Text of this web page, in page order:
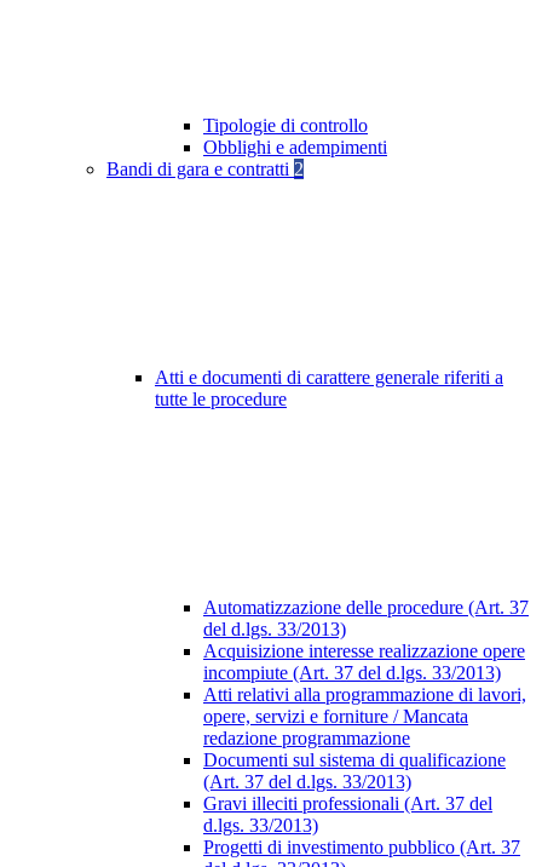
Tipologie di controllo
Obblighi e adempimenti
Bandi di gara e contratti 2
Atti e documenti di carattere generale riferiti a
tutte le procedure
Automatizzazione delle procedure (Art. 37
del d.lgs. 33/2013)
Acquisizione interesse realizzazione opere
incompiute (Art. 37 del d.lgs. 33/2013)
Atti relativi alla programmazione di lavori,
opere, servizi e forniture / Mancata
redazione programmazione
Documenti sul sistema di qualificazione
(Art. 37 del d.lgs. 33/2013)
Gravi illeciti professionali (Art. 37 del
d.lgs. 33/2013)
Progetti di investimento pubblico (Art. 37